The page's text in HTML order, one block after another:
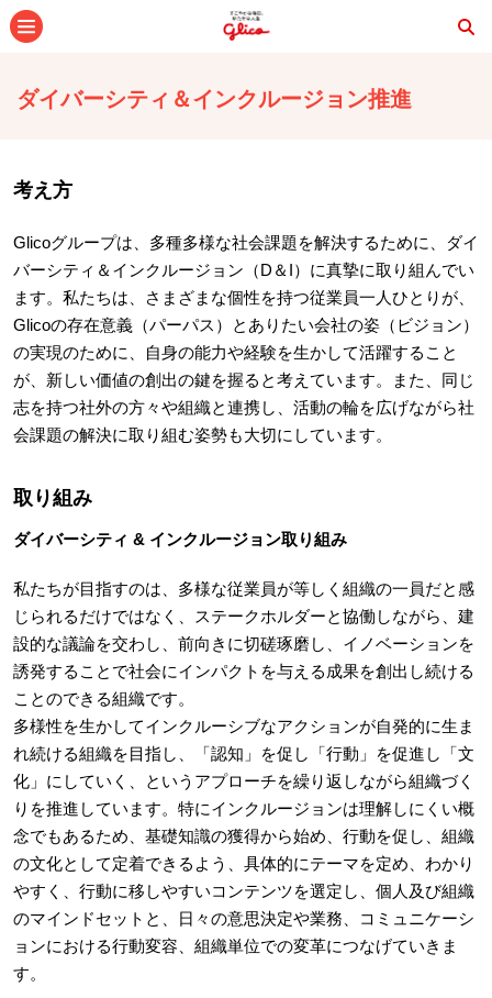
ダイバーシティ＆インクルージョン推進
考え方
Glicoグループは、多種多様な社会課題を解決するために、ダイ
バーシティ＆インクルージョン（D＆I）に真摯に取り組んでい
ます。私たちは、さまざまな個性を持つ従業員一人ひとりが、
Glicoの存在意義（パーパス）とありたい会社の姿（ビジョン）
の実現のために、自身の能力や経験を生かして活躍すること
が、新しい価値の創出の鍵を握ると考えています。また、同じ
志を持つ社外の方々や組織と連携し、活動の輪を広げながら社
会課題の解決に取り組む姿勢も大切にしています。
取り組み
ダイバーシティ & インクルージョン取り組み
私たちが目指すのは、多様な従業員が等しく組織の⼀員だと感
じられるだけではなく、ステークホルダーと協働しながら、建
設的な議論を交わし、前向きに切磋琢磨し、イノベーションを
誘発することで社会にインパクトを与える成果を創出し続ける
ことのできる組織です。
多様性を生かしてインクルーシブなアクションが自発的に生ま
れ続ける組織を目指し、「認知」を促し「行動」を促進し「文
化」にしていく、というアプローチを繰り返しながら組織づく
りを推進しています。特にインクルージョンは理解しにくい概
念でもあるため、基礎知識の獲得から始め、行動を促し、組織
の文化として定着できるよう、具体的にテーマを定め、わかり
やすく、行動に移しやすいコンテンツを選定し、個人及び組織
のマインドセットと、日々の意思決定や業務、コミュニケーシ
ョンにおける行動変容、組織単位での変革につなげていきま
す。